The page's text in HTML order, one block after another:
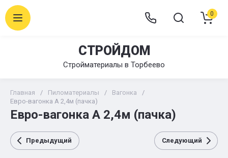
СТРОЙДОМ
Стройматериалы в Торбеево
0
Главная / Пиломатериалы / Вагонка
/
Евро-вагонка А 2,4м (пачка)
Евро-вагонка А 2,4м (пачка)
Предыдущий Следующий